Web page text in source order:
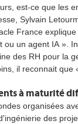
est-ce que les
Sylvain
France
ou un agent IA ».
des RH pour la
il reconnait que
à maturité
organisées
des